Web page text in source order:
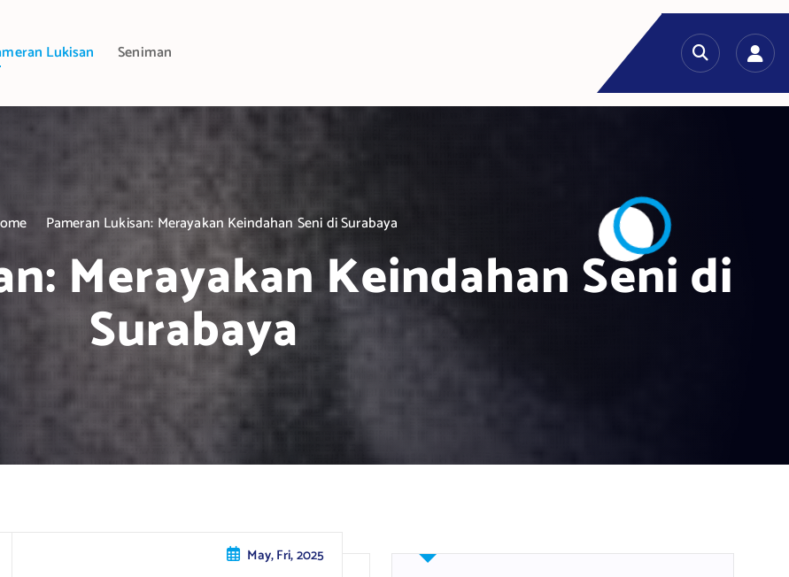
Lukisan Seniman
Pameran Lukisan: Merayakan Keindahan Seni di Surabaya
Merayakan Keindahan Seni di
Surabaya
May, Fri, 2025